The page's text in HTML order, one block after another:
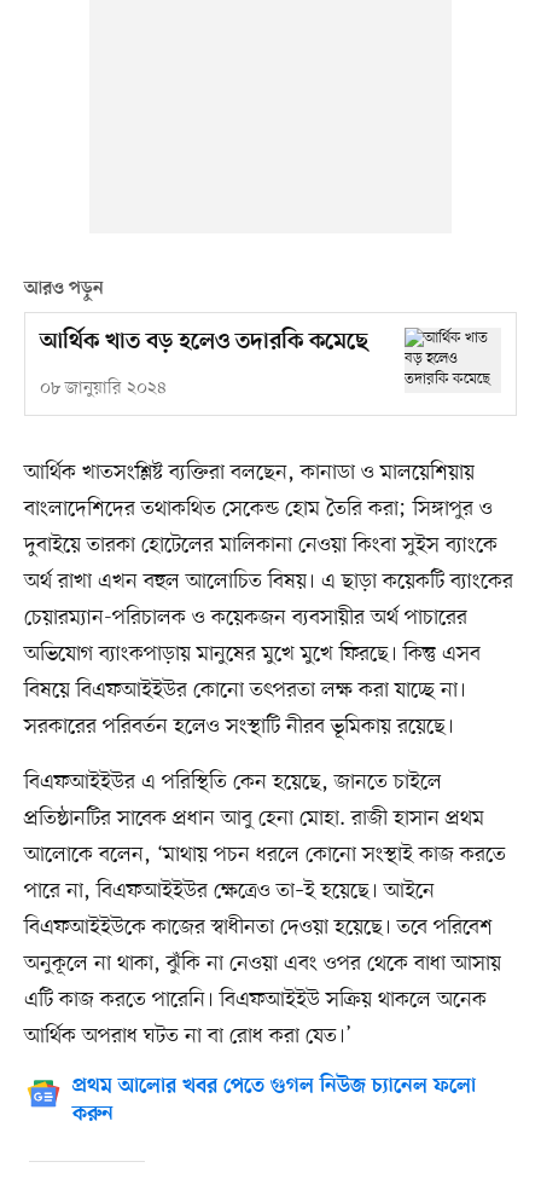
আরও পড়ুন
আর্থিক খাত বড় হলেও তদারকি কমেছে
০৮ জানুয়ারি ২০২৪
আর্থিক খাতসংশ্লিষ্ট ব্যক্তিরা বলছেন, কানাডা ও মালয়েশিয়ায়
বাংলাদেশিদের তথাকথিত সেকেন্ড হোম তৈরি করা; সিঙ্গাপুর ও
দুবাইয়ে তারকা হোটেলের মালিকানা নেওয়া কিংবা সুইস ব্যাংকে
অর্থ রাখা এখন বহুল আলোচিত বিষয়। এ ছাড়া কয়েকটি ব্যাংকের
চেয়ারম্যান-পরিচালক ও কয়েকজন ব্যবসায়ীর অর্থ পাচারের
অভিযোগ ব্যাংকপাড়ায় মানুষের মুখে মুখে ফিরছে। কিন্তু এসব
বিষয়ে বিএফআইইউর কোনো তৎপরতা লক্ষ করা যাচ্ছে না।
সরকারের পরিবর্তন হলেও সংস্থাটি নীরব ভূমিকায় রয়েছে।
বিএফআইইউর এ পরিস্থিতি কেন হয়েছে, জানতে চাইলে
প্রতিষ্ঠানটির সাবেক প্রধান আবু হেনা মোহা. রাজী হাসান প্রথম
আলোকে বলেন, ‘মাথায় পচন ধরলে কোনো সংস্থাই কাজ করতে
পারে না, বিএফআইইউর ক্ষেত্রেও তা–ই হয়েছে। আইনে
বিএফআইইউকে কাজের স্বাধীনতা দেওয়া হয়েছে। তবে পরিবেশ
অনুকূলে না থাকা, ঝুঁকি না নেওয়া এবং ওপর থেকে বাধা আসায়
এটি কাজ করতে পারেনি। বিএফআইইউ সক্রিয় থাকলে অনেক
আর্থিক অপরাধ ঘটত না বা রোধ করা যেত।’
প্রথম আলোর খবর পেতে গুগল নিউজ চ্যানেল ফলো
করুন